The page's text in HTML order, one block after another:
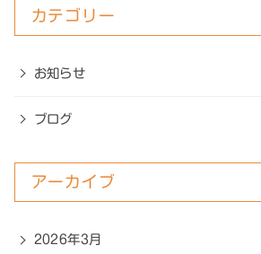
カテゴリー
お知らせ
ブログ
アーカイブ
2026年3月